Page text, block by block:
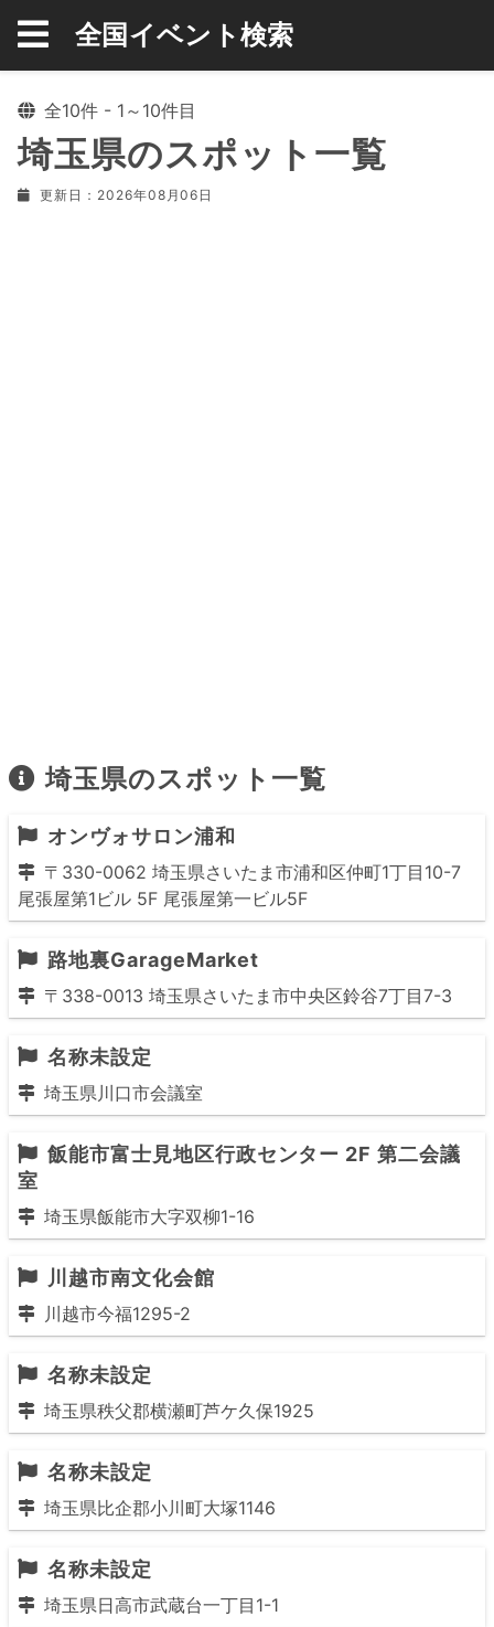
全国イベント検索
全10件 - 1～10件目
埼玉県のスポット一覧
更新日：2026年08月06日
埼玉県のスポット一覧
オンヴォサロン浦和
〒330-0062 埼玉県さいたま市浦和区仲町1丁目10-7
尾張屋第1ビル 5F 尾張屋第一ビル5F
路地裏GarageMarket
〒338-0013 埼玉県さいたま市中央区鈴谷7丁目7-3
名称未設定
埼玉県川口市会議室
飯能市富士見地区行政センター 2F 第二会議
室
埼玉県飯能市大字双柳1-16
川越市南文化会館
川越市今福1295-2
名称未設定
埼玉県秩父郡横瀬町芦ケ久保1925
名称未設定
埼玉県比企郡小川町大塚1146
名称未設定
埼玉県日高市武蔵台一丁目1-1